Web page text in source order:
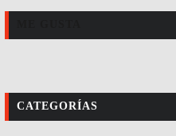
CATEGORÍAS